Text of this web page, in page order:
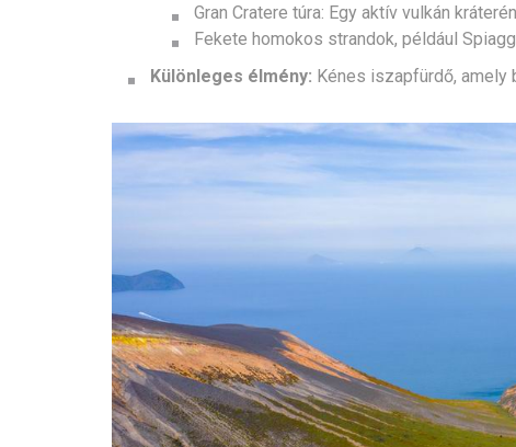
Gran Cratere túra: Egy aktív vulkán
Fekete homokos strandok, például
Különleges élmény: Kénes iszapfürdő, amely